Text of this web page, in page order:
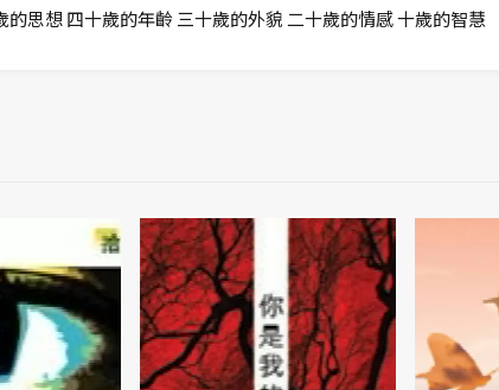
思想 四十歲的年齡 三十歲的外貌 二十歲的情感 十歲的智慧